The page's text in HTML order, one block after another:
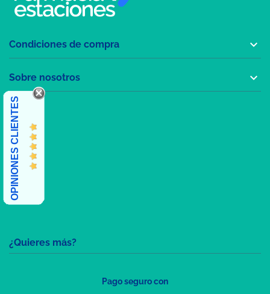
¿Quieres más?
Condiciones de compra 
Sobre nosotros 
OPINIONES CLIENTES
Pago seguro con